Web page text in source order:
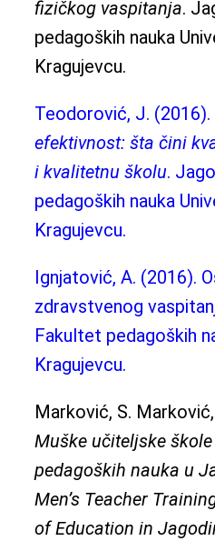
fizičkog vaspitanja.
pedagoških nauka
Kragujevcu.
Teodorović, J. (2016).
efektivnost: šta čini
i kvalitetnu školu.
pedagoških nauka
Kragujevcu.
Ignjatović, A. (2016).
zdravstvenog
Fakultet pedagoških
Kragujevcu.
Marković, S.
Muške učiteljske
pedagoških nauka u
Men’s Teacher
of Education in